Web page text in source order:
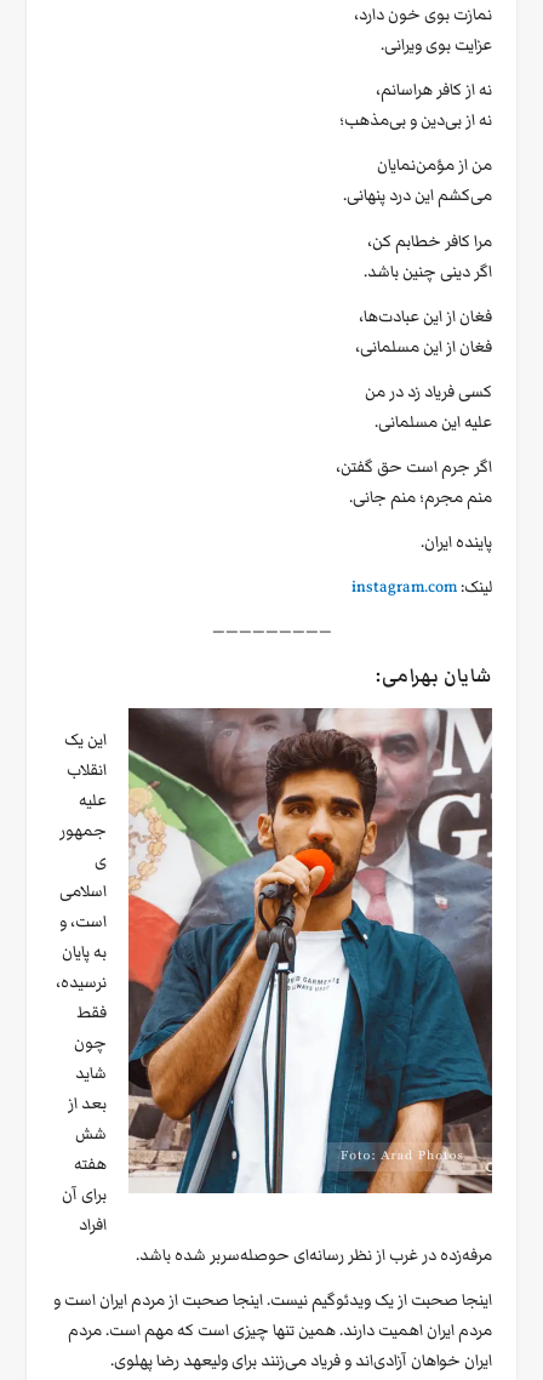
نمازت بوی خون دارد،
عزایت بوی ویرانی.
نه از کافر هراسانم،
نه از بی‌دین و بی‌مذهب؛
من از مؤمن‌نمایان
می‌کشم این درد پنهانی.
مرا کافر خطابم کن،
اگر دینی چنین باشد.
فغان از این عبادت‌ها،
فغان از این مسلمانی،
کسی فریاد زد در من
علیه این مسلمانی.
اگر جرم است حق گفتن،
منم مجرم؛ منم جانی.
پاینده ایران.
لینک:instagram.com
—————————
شایان بهرامی:
این یک
انقلاب
علیه
جمهور
ی
اسلامی
است، و
به پایان
نرسیده،
فقط
چون
شاید
بعد از
شش
هفته
برای آن
افراد
مرفه‌زده در غرب از نظر رسانه‌ای حوصله‌سربر شده باشد.
اینجا صحبت از یک ویدئوگیم نیست. اینجا صحبت از مردم ایران است و
مردم ایران اهمیت دارند. همین تنها چیزی است که مهم است. مردم
ایران خواهان آزادی‌اند و فریاد می‌زنند برای ولیعهد رضا پهلوی.